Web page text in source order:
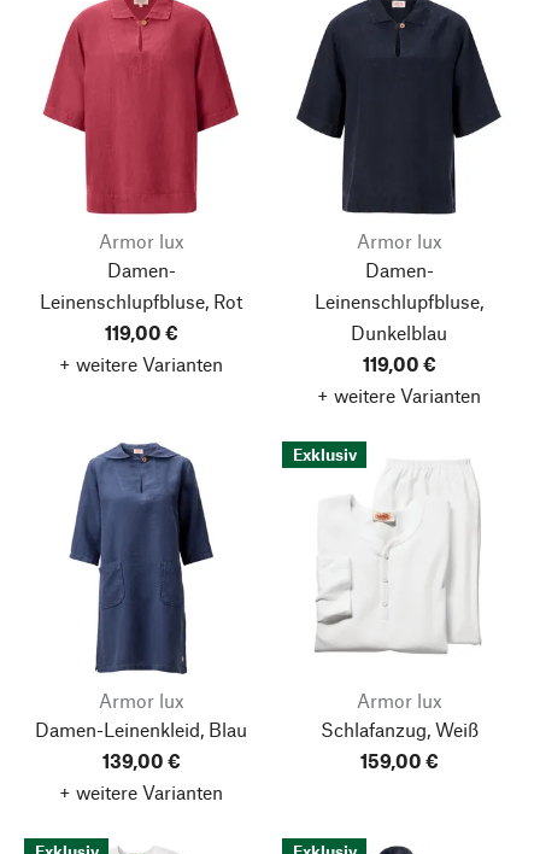
Armor lux
Damen-
Leinenschlupfbluse, Rot
119,00 €
+ weitere Varianten
Armor lux
Damen-
Leinenschlupfbluse,
Dunkelblau
119,00 €
+ weitere Varianten
Armor lux
Damen-Leinenkleid, Blau
139,00 €
+ weitere Varianten
Exklusiv
Armor lux
Schlafanzug, Weiß
159,00 €